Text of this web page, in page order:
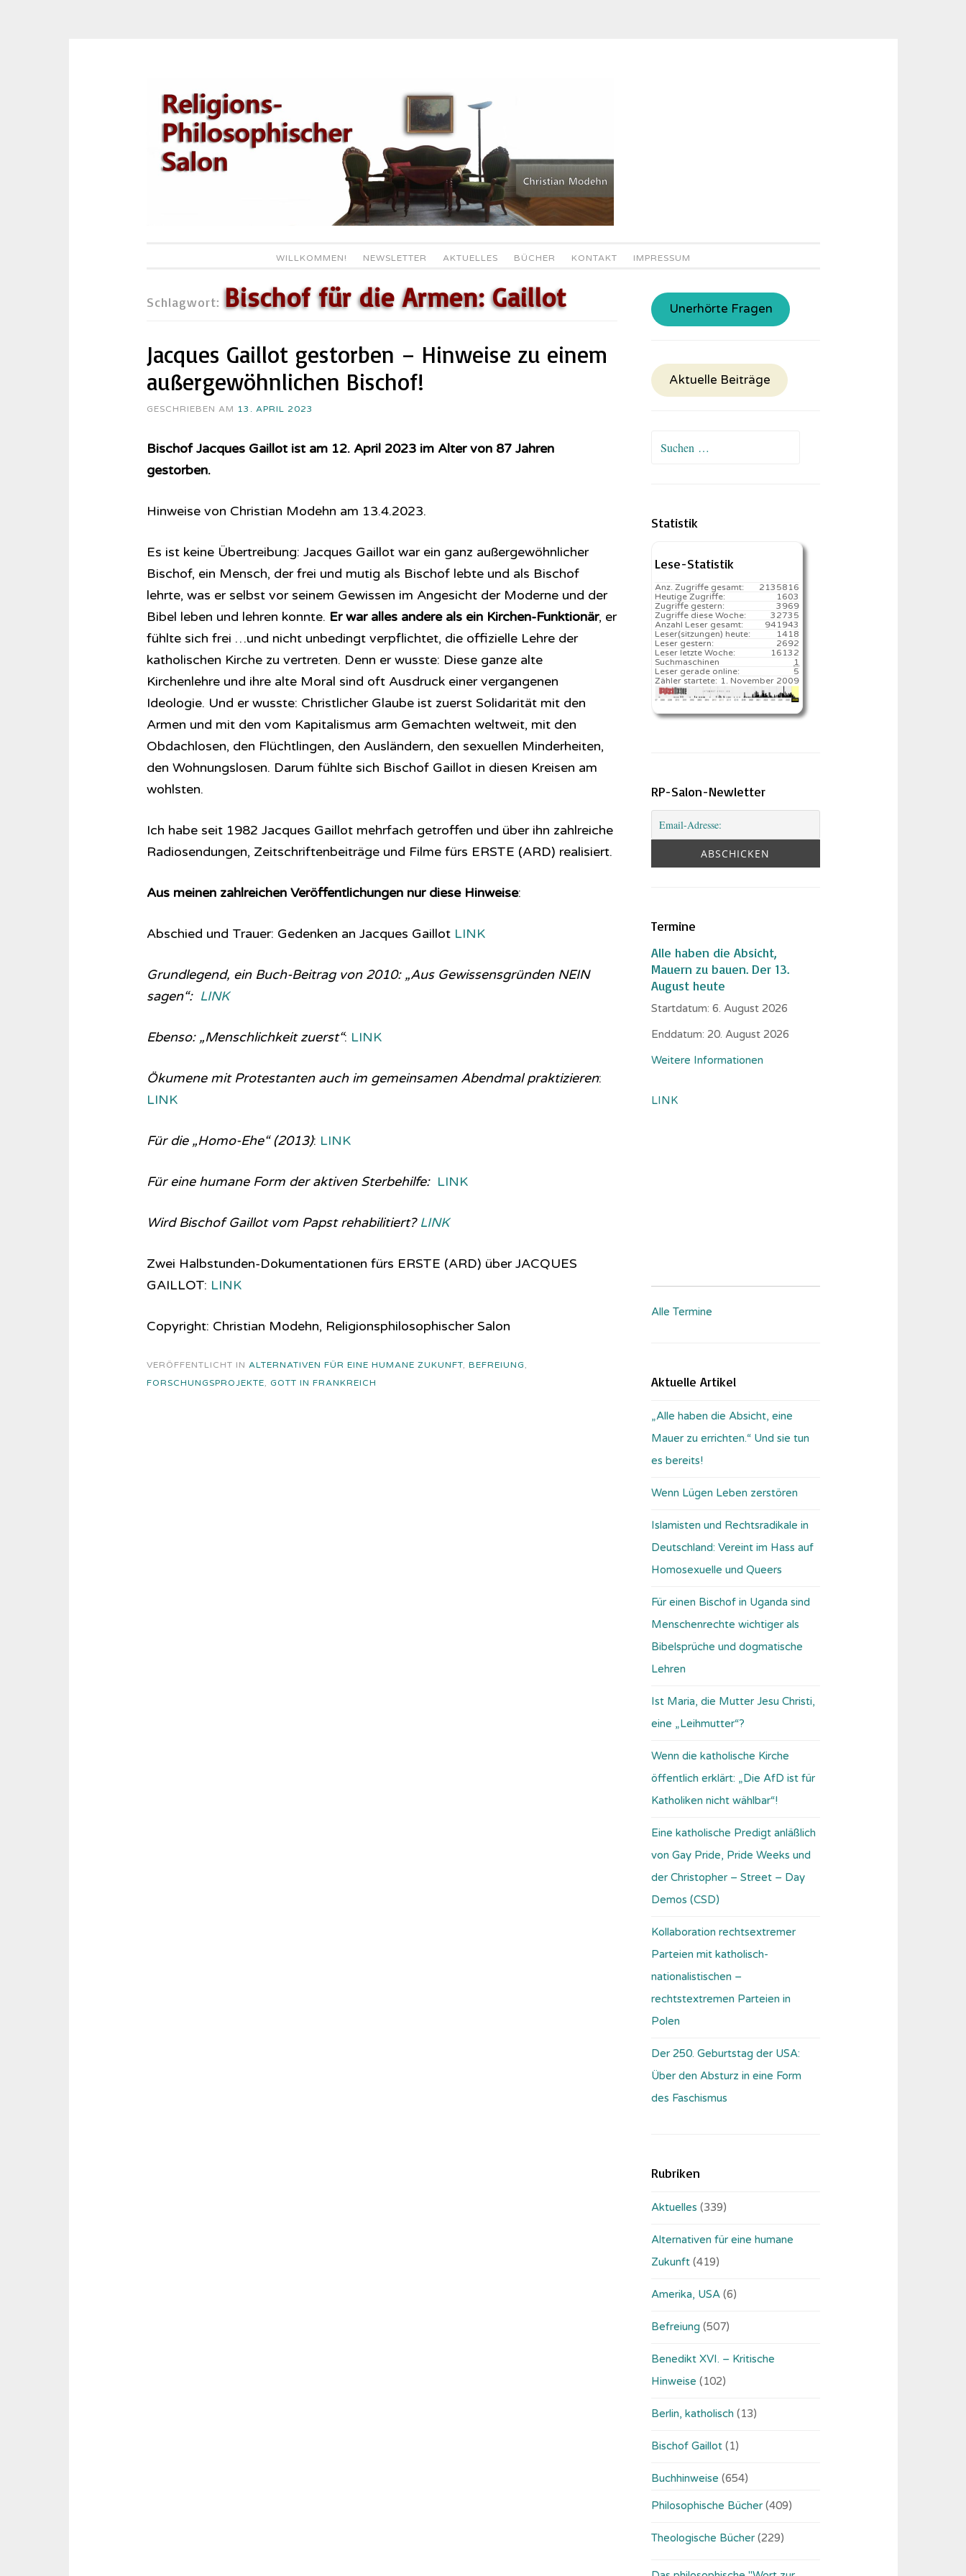
Inhalt
springen
WILLKOMMEN! NEWSLETTER AKTUELLES BÜCHER KONTAKT IMPRESSUM
Schlagwort: Bischof für die Armen: Gaillot
Jacques Gaillot gestorben – Hinweise zu einem
außergewöhnlichen Bischof!
GESCHRIEBEN AM 13. APRIL 2023
Bischof Jacques Gaillot ist am 12. April 2023 im Alter von 87 Jahren
gestorben.
Hinweise von Christian Modehn am 13.4.2023.
Es ist keine Übertreibung: Jacques Gaillot war ein ganz außergewöhnlicher
Bischof, ein Mensch, der frei und mutig als Bischof lebte und als Bischof
lehrte, was er selbst vor seinem Gewissen im Angesicht der Moderne und der
Bibel leben und lehren konnte. Er war alles andere als ein Kirchen-Funktionär, er
fühlte sich frei …und nicht unbedingt verpflichtet, die offizielle Lehre der
katholischen Kirche zu vertreten. Denn er wusste: Diese ganze alte
Kirchenlehre und ihre alte Moral sind oft Ausdruck einer vergangenen
Ideologie. Und er wusste: Christlicher Glaube ist zuerst Solidarität mit den
Armen und mit den vom Kapitalismus arm Gemachten weltweit, mit den
Obdachlosen, den Flüchtlingen, den Ausländern, den sexuellen Minderheiten,
den Wohnungslosen. Darum fühlte sich Bischof Gaillot in diesen Kreisen am
wohlsten.
Ich habe seit 1982 Jacques Gaillot mehrfach getroffen und über ihn zahlreiche
Ra­dio­sen­dungen, Zeitschriftenbeiträge und Filme fürs ERSTE (ARD) realisiert.
Aus meinen zahlreichen Veröffentlichungen nur diese Hinweise:
Abschied und Trauer: Gedenken an Jacques Gaillot LINK
Grundlegend, ein Buch-Beitrag von 2010: „Aus Gewissensgründen NEIN
sagen“: LINK
Ebenso: „Menschlichkeit zuerst“: LINK
Ökumene mit Protestanten auch im gemeinsamen Abendmal praktizieren:
LINK
Für die „Homo-Ehe“ (2013): LINK
Für eine humane Form der aktiven Sterbehilfe: LINK
Wird Bischof Gaillot vom Papst rehabilitiert? LINK
Zwei Halbstunden-Dokumentationen fürs ERSTE (ARD) über JACQUES
GAILLOT: LINK
Copyright: Christian Modehn, Religionsphilosophischer Salon
VERÖFFENTLICHT IN ALTERNATIVEN FÜR EINE HUMANE ZUKUNFT, BEFREIUNG,
FORSCHUNGSPROJEKTE, GOTT IN FRANKREICH
Unerhörte Fragen
Aktuelle Beiträge
Suchen
Statistik
Lese-Statistik
2135816
Anz. Zugriffe gesamt:
1603
Heutige Zugriffe:
3969
Zugriffe gestern:
32735
Zugriffe diese Woche:
941943
Anzahl Leser gesamt:
1418️
Leser(sitzungen) heute:
2692
Leser gestern:
16132️
Leser letzte Woche:
1
Suchmaschinen
5
Leser gerade online:
1. November 2009
Zähler startete:
RP-Salon-Newletter
Termine
Alle haben die Absicht,
Mauern zu bauen. Der 13.
August heute
Startdatum:6. August 2026
Enddatum: 20. August 2026
Weitere Informationen
LINK
Alle Termine
Aktuelle Artikel
„Alle haben die Absicht, eine
Mauer zu errichten.“ Und sie tun
es bereits!
Wenn Lügen Leben zerstören
Islamisten und Rechtsradikale in
Deutschland: Vereint im Hass auf
Homosexuelle und Queers
Für einen Bischof in Uganda sind
Menschenrechte wichtiger als
Bibelsprüche und dogmatische
Lehren
Ist Maria, die Mutter Jesu Christi,
eine „Leihmutter“?
Wenn die katholische Kirche
öffentlich erklärt: „Die AfD ist für
Katholiken nicht wählbar“!
Eine katholische Predigt anläßlich
von Gay Pride, Pride Weeks und
der Christopher – Street – Day
Demos (CSD)
Kollaboration rechtsextremer
Parteien mit katholisch-
nationalistischen –
rechtstextremen Parteien in
Polen
Der 250. Geburtstag der USA:
Über den Absturz in eine Form
des Faschismus
Rubriken
Aktuelles (339)
Alternativen für eine humane
Zukunft (419)
Amerika, USA (6)
Befreiung (507)
Benedikt XVI. – Kritische
Hinweise (102)
Berlin, katholisch (13)
Bischof Gaillot (1)
Buchhinweise (654)
Philosophische Bücher (409)
Theologische Bücher (229)